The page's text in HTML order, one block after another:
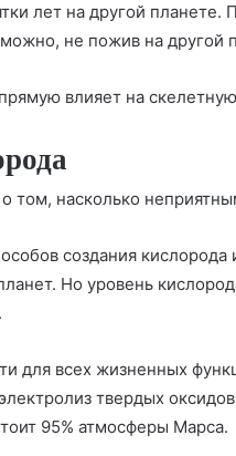
лет на другой планете.
не пожив на другой
влияет на
создания
Но уровень
для всех жизненных
твердых
95% атмосферы Марса.